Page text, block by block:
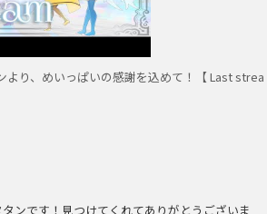
より、めいっぱいの感謝を込めて！【 Last strea
ンです！見つけてくれてありがとうございま